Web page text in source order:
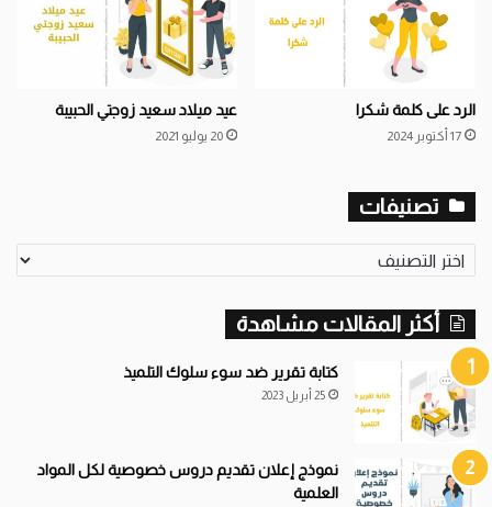
الرد على كلمة شكرا
17 أكتوبر 2024
عيد ميلاد سعيد زوجتي الحبيبة
20 يوليو 2021
تصنيفات
تصنيفات
أكثر المقالات مشاهدة
كتابة تقرير ضد سوء سلوك التلميذ
25 أبريل 2023
نموذج إعلان تقديم دروس خصوصية لكل المواد
العلمية